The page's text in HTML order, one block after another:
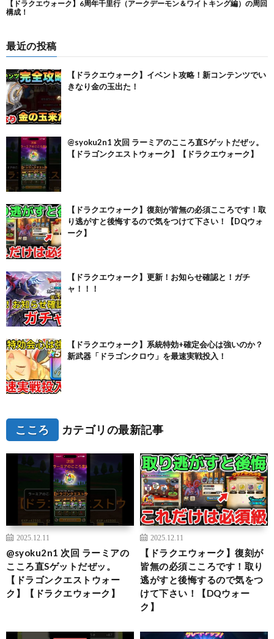
最近の投稿
【ドラクエウォーク】イベント攻略！新コンテンツでい
きなり金の玉出た！
@syoku2n1 次回 ラーミアのこころ直Sゲットだぜッ。
【ドラゴンクエストウォーク】【ドラクエウォーク】
【ドラクエウォーク】復刻が皆無の必須こころです！取
り逃がすと後悔するので気をつけて下さい！【DQウォ
ーク】
【ドラクエウォーク】更新！お知らせ確認と！ガチ
ャ！！！
【ドラクエウォーク】系統特効+確定会心は強いのか？
新武器「ドラゴンクロウ」を最速実戦投入！
こころ カテゴリの最新記事
2025.12.11
@syoku2n1 次回 ラーミアの
こころ直Sゲットだぜッ。
【ドラゴンクエストウォー
ク】【ドラクエウォーク】
2025.12.11
【ドラクエウォーク】復刻が
皆無の必須こころです！取り
逃がすと後悔するので気をつ
けて下さい！【DQウォー
ク】